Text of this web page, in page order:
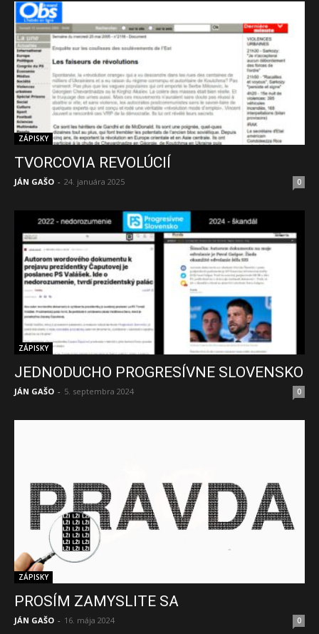
ZÁPISKY
TVORCOVIA REVOLÚCIÍ
JÁN GAŠO - 24. januára 2025 0
ZÁPISKY
JEDNODUCHO PROGRESÍVNE SLOVENSKO
JÁN GAŠO - 5. septembra 2024 0
ZÁPISKY
PROSÍM ZAMYSLITE SA
JÁN GAŠO - 16. mája 2024 0